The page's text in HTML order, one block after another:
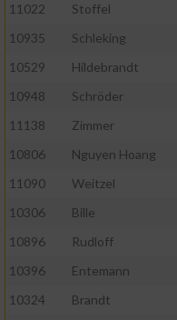
11022
Stoffel
10935
Schleking
10529
Hildebrandt
10948
Schröder
11138
Zimmer
10806
Nguyen Hoang
11090
Weitzel
10306
Bille
10896
Rudloff
10396
Entemann
10324
Brandt